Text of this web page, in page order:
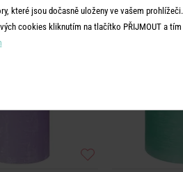
které jsou dočasně uloženy ve vašem prohlížeči.
cookies kliknutím na tlačítko PŘIJMOUT a tím